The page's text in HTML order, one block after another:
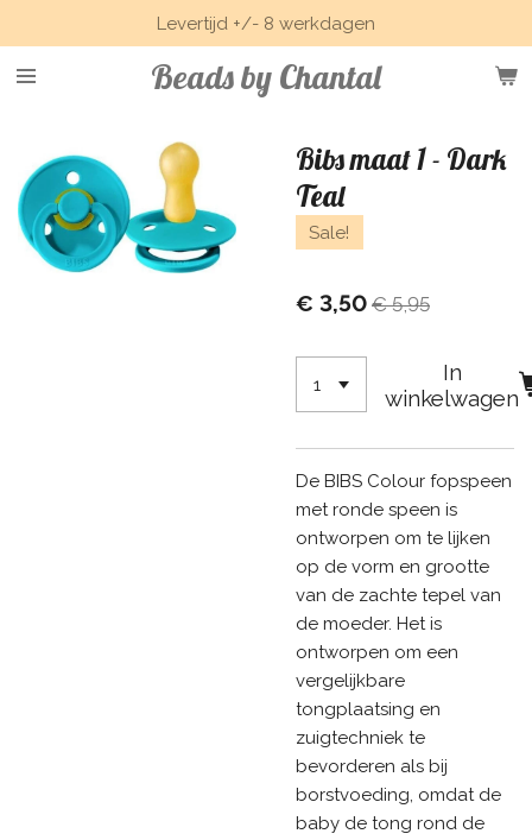
direct
naar
Beads by Chantal
Levertijd +/- 8 werkdagen
Bibs maat 1 - Dark
Teal
Sale!
€ 3,50 € 5,95
In
winkelwagen
De BIBS Colour fopspeen
met ronde speen is
ontworpen om te lijken
op de vorm en grootte
van de zachte tepel van
de moeder. Het is
ontworpen om een
vergelijkbare
tongplaatsing en
zuigtechniek te
bevorderen als bij
borstvoeding, omdat de
baby de tong rond de